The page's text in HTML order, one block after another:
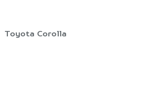
Toyota Corolla